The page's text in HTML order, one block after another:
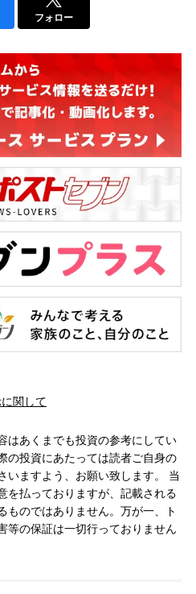
フォロー
関して
はあくまでも投資の参考にしてい
の投資にあたっては読者ご自身の
いますよう、お願い致します。 当
を払っておりますが、記載される
ものではありません。万が一、ト
等の保証は一切行っておりません